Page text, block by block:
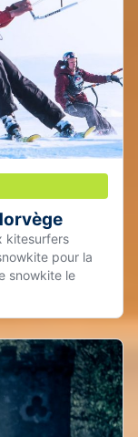
kitesurfers
pour la
snowkite le